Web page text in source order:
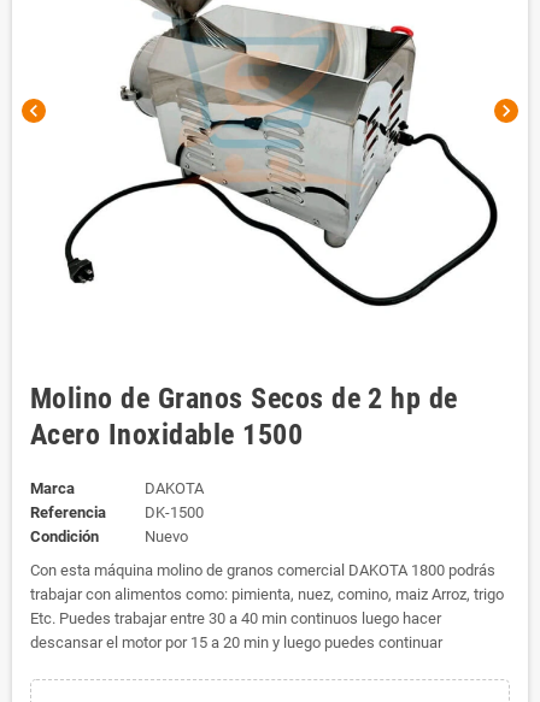
chevron_left chevron_right
Molino de Granos Secos de 2 hp de
Acero Inoxidable 1500
Marca
DAKOTA
Referencia
DK-1500
Condición
Nuevo
Con esta máquina molino de granos comercial DAKOTA 1800 podrás
trabajar con alimentos como: pimienta, nuez, comino, maiz Arroz, trigo
Etc. Puedes trabajar entre 30 a 40 min continuos luego hacer
descansar el motor por 15 a 20 min y luego puedes continuar